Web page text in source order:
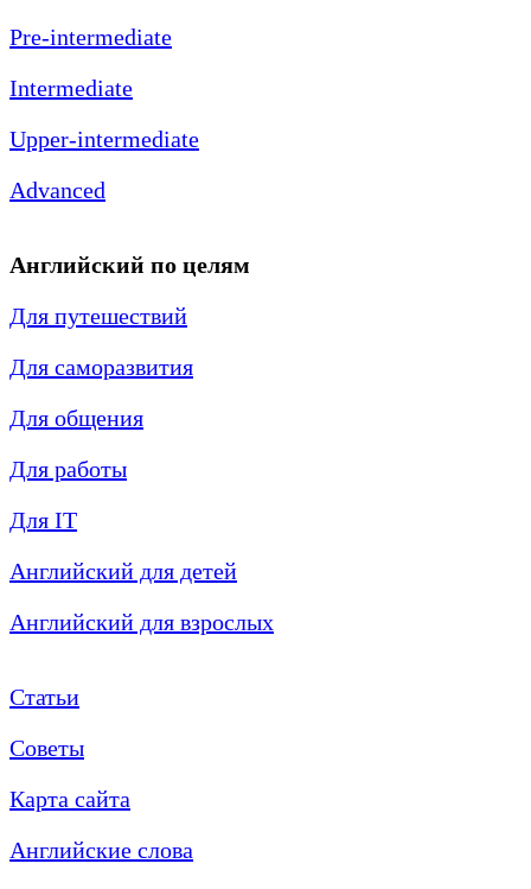
Pre-intermediate
Intermediate
Upper-intermediate
Advanced
Английский по целям
Для путешествий
Для саморазвития
Для общения
Для работы
Для IT
Английский для детей
Английский для взрослых
Статьи
Советы
Карта сайта
Английские слова